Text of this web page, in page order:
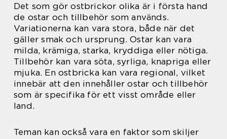
Det som gör ostbrickor olika är i första hand
de ostar och tillbehör som används.
Variationerna kan vara stora, både när det
gäller smak och ursprung. Ostar kan vara
milda, krämiga, starka, kryddiga eller nötiga.
Tillbehör kan vara söta, syrliga, knapriga eller
mjuka. En ostbricka kan vara regional, vilket
innebär att den innehåller ostar och tillbehör
som är specifika för ett visst område eller
land.
Teman kan också vara en faktor som skiljer